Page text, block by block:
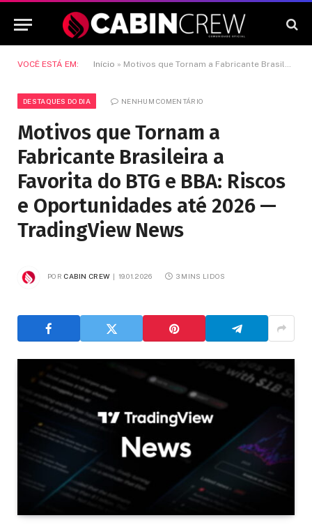
VOCÊ ESTÁ EM: Início » Motivos que Tornam a Fabricante Brasileira a Favorita do BTG e BBA: Riscos e Oportunidades até 2026 — TradingView News
DESTAQUES DO DIA NENHUM COMENTÁRIO
Motivos que Tornam a
Fabricante Brasileira a
Favorita do BTG e BBA: Riscos
e Oportunidades até 2026 —
TradingView News
POR CABIN CREW 19.01.2026 3 MINS LIDOS